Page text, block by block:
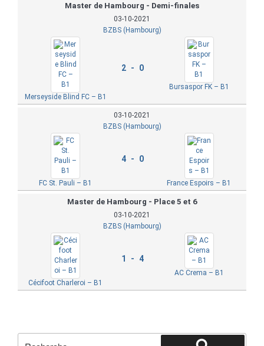
Master de Hambourg - Demi-finales
03-10-2021
BZBS (Hambourg)
Merseyside Blind FC – B1
2 - 0
Bursaspor FK – B1
03-10-2021
BZBS (Hambourg)
FC St. Pauli – B1
4 - 0
France Espoirs – B1
Master de Hambourg - Place 5 et 6
03-10-2021
BZBS (Hambourg)
Cécifoot Charleroi – B1
1 - 4
AC Crema – B1